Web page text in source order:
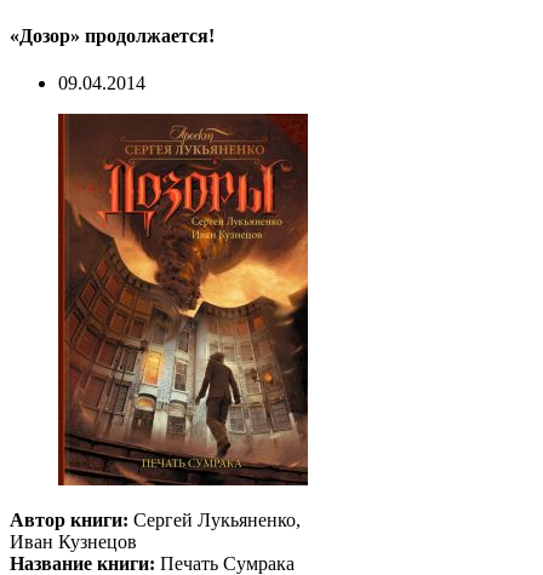
«Дозор» продолжается!
09.04.2014
Автор книги: Сергей Лукьяненко,
Иван Кузнецов
Название книги: Печать Сумрака